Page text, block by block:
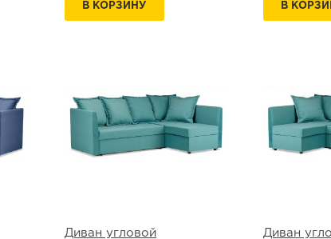
В КОРЗИНУ В
Диван угловой
Диван